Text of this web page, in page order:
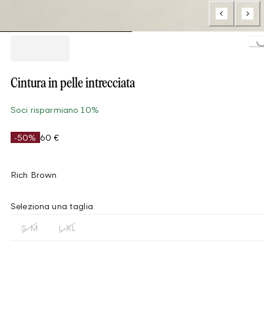
Cintura in pelle intrecciata
Soci risparmiano 10%
-50% 60 €
Rich Brown
Seleziona una taglia
S-M L-XL